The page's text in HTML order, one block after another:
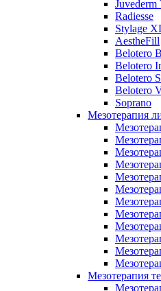
Juvederm
Radiesse
Stylage
AestheFill
Belotero
Belotero
Belotero
Belotero
Soprano
Мезотерапия
Мезотерапия